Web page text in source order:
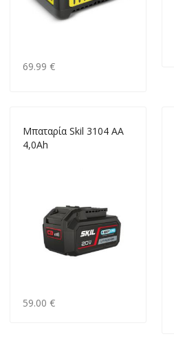
69.99 €
Μπαταρία Skil 3104 AA
4,0Ah
59.00 €